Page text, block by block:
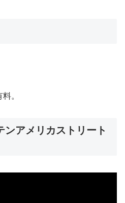
。
ンアメリカストリート